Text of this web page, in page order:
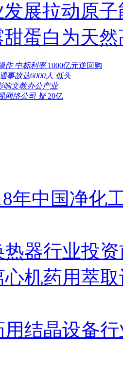
展拉动原
蛋白为天
作 中标利率 1000亿元逆回购
事故达6000人 低头
响文教办公产业
网络公司 疑 20亿
年中国净化
热器行业投
心机药用萃
用结晶设备